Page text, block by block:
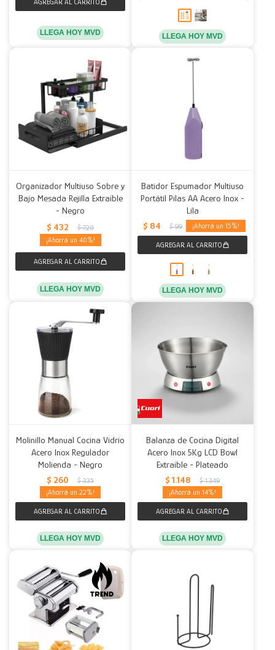
LLEGA HOY MVD LLEGA HOY MVD
Organizador Multiuso Sobre y
Bajo Mesada Rejilla Extraíble
- Negro
$ 432 $ 720
40
LLEGA HOY MVD
Batidor Espumador Multiuso
Portátil Pilas AA Acero Inox -
Lila
$ 84 $ 99 15
LLEGA HOY MVD
Molinillo Manual Cocina Vidrio
Acero Inox Regulador
Molienda - Negro
$ 260 $ 335
22
LLEGA HOY MVD
Balanza de Cocina Digital
Acero Inox 5Kg LCD Bowl
Extraíble - Plateado
$ 1.148 $ 1.349
14
LLEGA HOY MVD